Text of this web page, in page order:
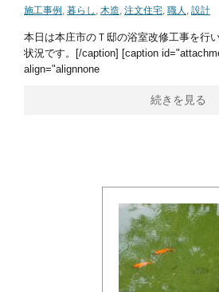
施工事例 , 暮らし , 木造, 注文住宅, 職人 , 設計
本日は本庄市のＴ邸の浴室改修工事を行
状況です。[/caption] [caption
align="alignnone
続きを見る